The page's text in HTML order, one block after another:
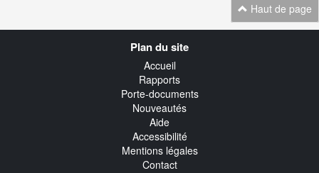
Haut de page
Plan du site
Accueil
Rapports
Porte-documents
Nouveautés
Aide
Accessibilité
Mentions légales
Contact